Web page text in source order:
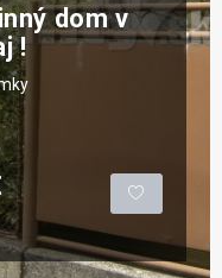
dom v
!